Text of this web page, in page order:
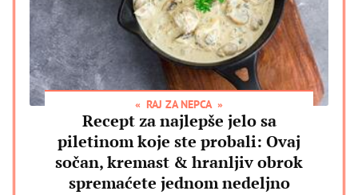
RAJ ZA NEPCA
Recept za najlepše jelo sa
piletinom koje ste probali: Ovaj
sočan, kremast & hranljiv obrok
spremaćete jednom nedeljno